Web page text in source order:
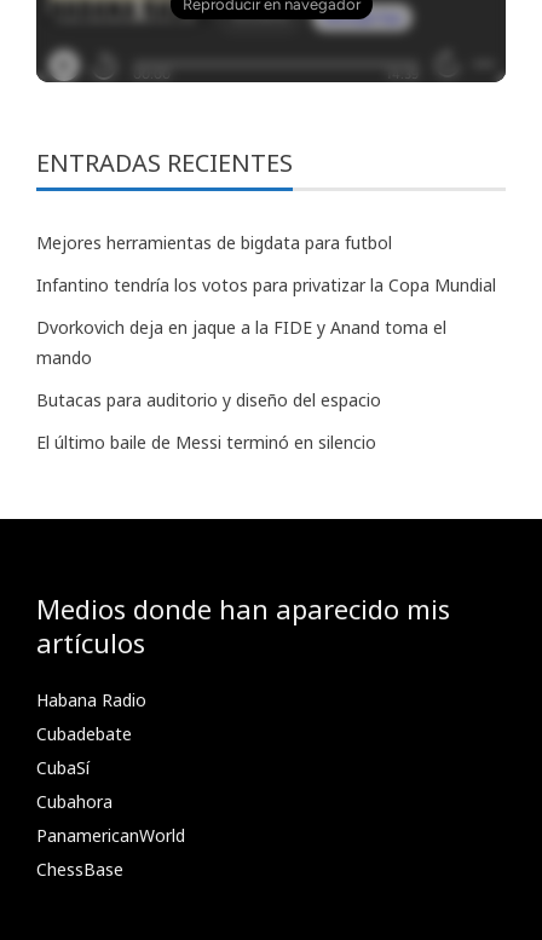
ENTRADAS RECIENTES
Mejores herramientas de bigdata para futbol
Infantino tendría los votos para privatizar la Copa Mundial
Dvorkovich deja en jaque a la FIDE y Anand toma el
mando
Butacas para auditorio y diseño del espacio
El último baile de Messi terminó en silencio
Medios donde han aparecido mis
artículos
Habana Radio
Cubadebate
CubaSí
Cubahora
PanamericanWorld
ChessBase